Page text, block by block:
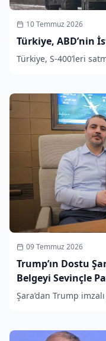
10 Temmuz 2026
Türkiye, ABD’nin
Türkiye, S-400’leri
09 Temmuz 2026
Trump’ın Dostu
Belgeyi Sevinçle
Şara’dan Trump